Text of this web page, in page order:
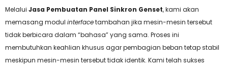
Melalui Jasa Pembuatan Panel Sinkron Genset, kami akan
memasang modul interfacetambahan jika mesin-mesin tersebut
tidak berbicara dalam “bahasa” yang sama. Proses ini
membutuhkan keahlian khusus agar pembagian beban tetap stabil
meskipun mesin-mesin tersebut tidak identik. Kami telah sukses